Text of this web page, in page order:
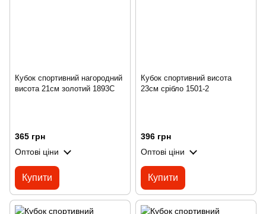
Кубок спортивний нагородний
висота 21см золотий 1893С
365 грн
Оптові ціни
Купити
Кубок спортивний висота
23см срібло 1501-2
396 грн
Оптові ціни
Купити